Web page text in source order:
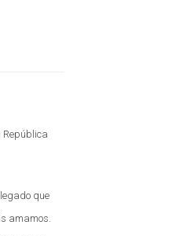
ser
República
que
amamos.